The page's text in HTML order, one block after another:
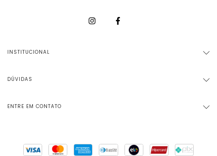
INSTITUCIONAL
DÚVIDAS
ENTRE EM CONTATO